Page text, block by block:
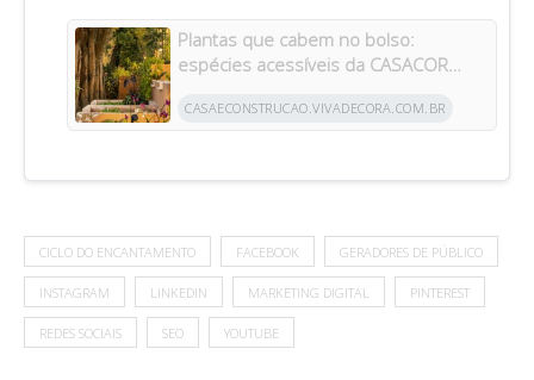
Plantas que cabem no bolso:
espécies acessíveis da CASACOR
CASAECONSTRUCAO.VIVADECORA.COM.BR
CICLO DO ENCANTAMENTO FACEBOOK GERADORES DE PÚBLICO
INSTAGRAM LINKEDIN MARKETING DIGITAL PINTEREST
REDES SOCIAIS SEO YOUTUBE